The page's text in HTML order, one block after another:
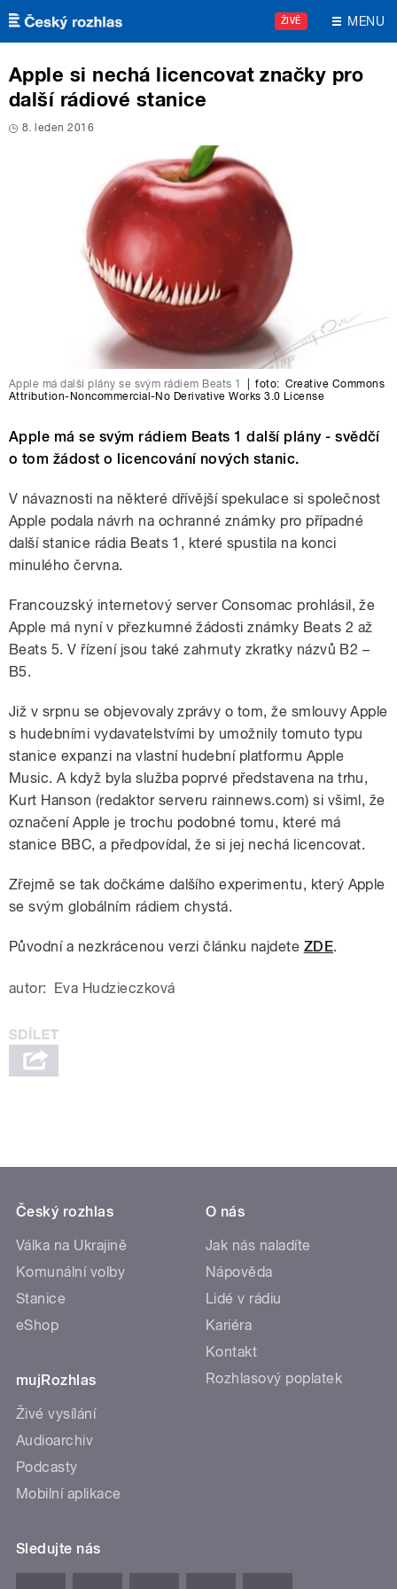
Přejít k hlavnímu obsahu
ŽIVĚ MENU
Apple si nechá licencovat značky pro
další rádiové stanice
8. leden 2016
Apple má další plány se svým rádiem Beats 1 foto: Creative Commons
Attribution-Noncommercial-No Derivative Works 3.0 License
Apple má se svým rádiem Beats 1 další plány - svědčí
o tom žádost o licencování nových stanic.
V návaznosti na některé dřívější spekulace si společnost
Apple podala návrh na ochranné známky pro případné
další stanice rádia Beats 1, které spustila na konci
minulého června.
Francouzský internetový server Consomac prohlásil, že
Apple má nyní v přezkumné žádosti známky Beats 2 až
Beats 5. V řízení jsou také zahrnuty zkratky názvů B2 –
B5.
Již v srpnu se objevovaly zprávy o tom, že smlouvy Apple
s hudebními vydavatelstvími by umožnily tomuto typu
stanice expanzi na vlastní hudební platformu Apple
Music. A když byla služba poprvé představena na trhu,
Kurt Hanson (redaktor serveru rainnews.com) si všiml, že
označení Apple je trochu podobné tomu, které má
stanice BBC, a předpovídal, že si jej nechá licencovat.
Zřejmě se tak dočkáme dalšího experimentu, který Apple
se svým globálním rádiem chystá.
Původní a nezkrácenou verzi článku najdete ZDE.
autor: Eva Hudzieczková
Český rozhlas
Válka na Ukrajině
Komunální volby
Stanice
eShop
mujRozhlas
Živé vysílání
Audioarchiv
Podcasty
Mobilní aplikace
O nás
Jak nás naladíte
Nápověda
Lidé v rádiu
Kariéra
Kontakt
Rozhlasový poplatek
Sledujte nás